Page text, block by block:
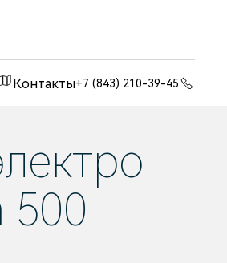
Контакты+7 (843) 210-39-45
500